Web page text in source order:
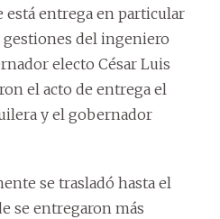
está entrega en particular
gestiones del ingeniero
electo César Luis
el acto de entrega el
y el gobernador
se trasladó hasta el
se entregaron más